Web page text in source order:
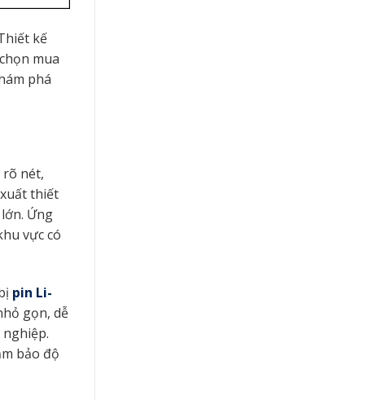
kế
mua
phá
nét,
thiết
Ứng
vực có
pin Li-
gọn, dễ
bảo độ